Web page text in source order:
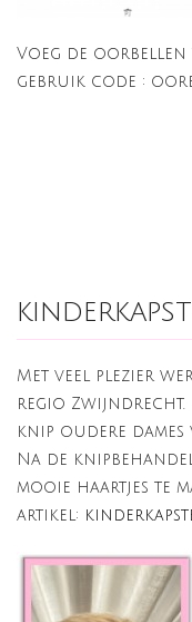
Voeg de oorbellen
gebruik code :
Met veel plezier
regio Zwijndrecht.
knip oudere dames
Na de
mooie haartjes te
artikel: